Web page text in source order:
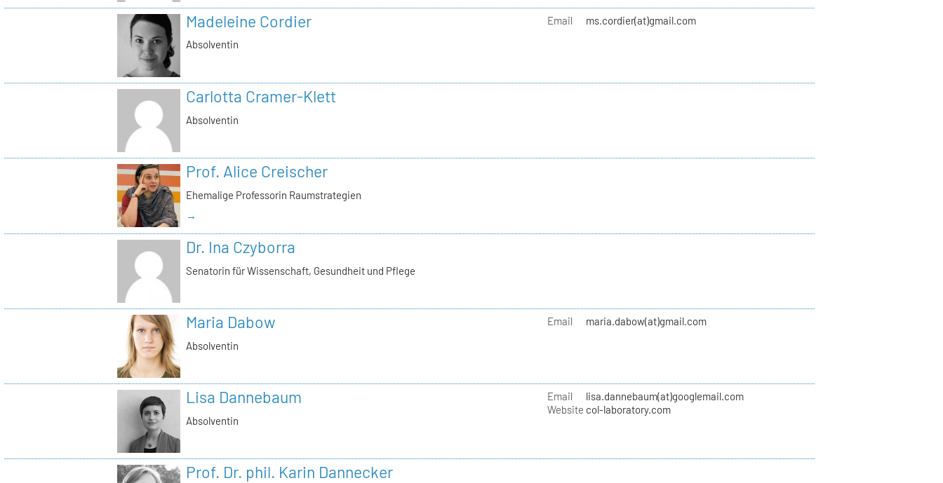
Madeleine Cordier
Absolventin
Email ms.cordier(at)gmail.com
Carlotta Cramer-Klett
Absolventin
Prof. Alice Creischer
Ehemalige Professorin Raumstrategien
→
Dr. Ina Czyborra
Senatorin für Wissenschaft, Gesundheit und Pflege
Maria Dabow
Absolventin
Email maria.dabow(at)gmail.com
Lisa Dannebaum
Absolventin
Email
lisa.dannebaum(at)googlemail.com
Website col-laboratory.com
Prof. Dr. phil. Karin Dannecker